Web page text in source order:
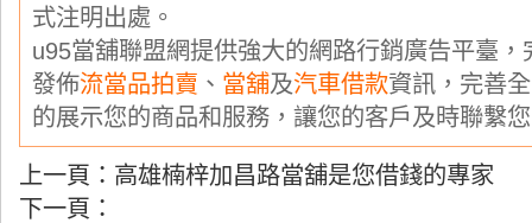
式注明出處。
u95當舖聯盟網提供強大的網路行銷廣告平臺
發佈流當品拍賣 、 當舖及汽車借款資訊，完善
的展示您的商品和服務，讓您的客戶及時聯繫
上一頁： 高雄楠梓加昌路當舖是您借錢的專家
下一頁：